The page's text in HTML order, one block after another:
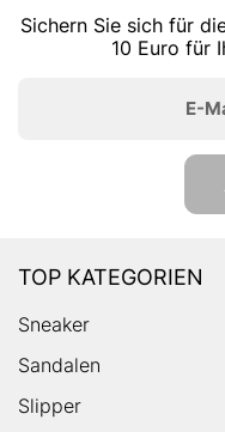
Sichern Sie sich für
10 Euro für
E-
TOP KATEGORIEN
Sneaker
Sandalen
Slipper